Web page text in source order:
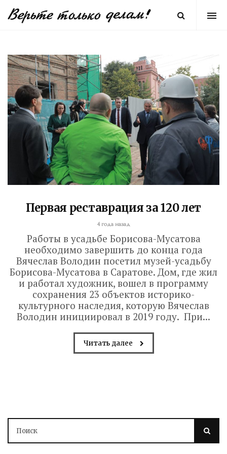
Первая реставрация за 120 лет
4 года назад
Работы в усадьбе Борисова-Мусатова
необходимо завершить до конца года
Вячеслав Володин посетил музей-усадьбу
Борисова-Мусатова в Саратове. Дом, где жил
и работал художник, вошел в программу
сохранения 23 объектов историко-
культурного наследия, которую Вячеслав
Володин инициировал в 2019 году. При...
Читать далее